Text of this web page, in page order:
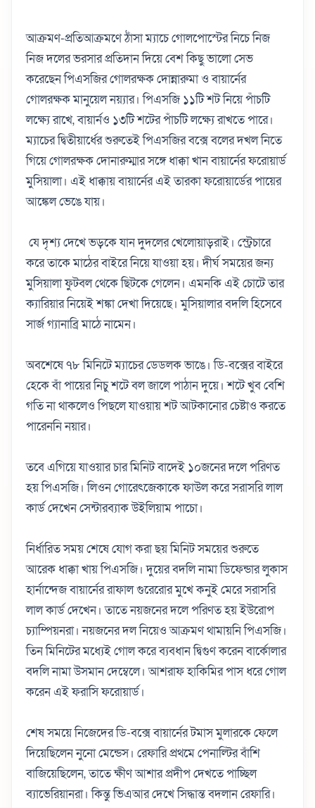
আক্রমণ-প্রতিআক্রমণে ঠাঁসা ম্যাচে গোলপোস্টের নিচে নিজ
নিজ দলের ভরসার প্রতিদান দিয়ে বেশ কিছু ভালো সেভ
করেছেন পিএসজির গোলরক্ষক দোন্নারুমা ও বায়ার্নের
গোলরক্ষক মানুয়েল নয়্যার। পিএসজি ১১টি শট নিয়ে পাঁচটি
লক্ষ্যে রাখে, বায়ার্নও ১৩টি শটের পাঁচটি লক্ষ্যে রাখতে পারে।
ম্যাচের দ্বিতীয়ার্ধের শুরুতেই পিএসজির বক্সে বলের দখল নিতে
গিয়ে গোলরক্ষক দোনারুম্মার সঙ্গে ধাক্কা খান বায়ার্নের ফরোয়ার্ড
মুসিয়ালা। এই ধাক্কায় বায়ার্নের এই তারকা ফরোয়ার্ডের পায়ের
আঙ্কেল ভেঙে যায়।
যে দৃশ্য দেখে ভড়কে যান দুদলের খেলোয়াড়রাই। স্ট্রেচারে
করে তাকে মাঠের বাইরে নিয়ে যাওয়া হয়। দীর্ঘ সময়ের জন্য
মুসিয়ালা ফুটবল থেকে ছিটকে গেলেন। এমনকি এই চোটে তার
ক্যারিয়ার নিয়েই শঙ্কা দেখা দিয়েছে। মুসিয়ালার বদলি হিসেবে
সার্জ গ্যানাব্রি মাঠে নামেন।
অবশেষে ৭৮ মিনিটে ম্যাচের ডেডলক ভাঙে। ডি-বক্সের বাইরে
হেকে বাঁ পায়ের নিচু শটে বল জালে পাঠান দুয়ে। শটে খুব বেশি
গতি না থাকলেও পিছলে যাওয়ায় শট আটকানোর চেষ্টাও করতে
পারেননি নয়ার।
তবে এগিয়ে যাওয়ার চার মিনিট বাদেই ১০জনের দলে পরিণত
হয় পিএসজি। লিওন গোরেৎজেকাকে ফাউল করে সরাসরি লাল
কার্ড দেখেন সেন্টারব্যাক উইলিয়াম পাচো।
নির্ধারিত সময় শেষে যোগ করা ছয় মিনিট সময়ের শুরুতে
আরেক ধাক্কা খায় পিএসজি। দুয়ের বদলি নামা ডিফেন্ডার লুকাস
হার্নান্দেজ বায়ার্নের রাফাল গুরেরোর মুখে কনুই মেরে সরাসরি
লাল কার্ড দেখেন। তাতে নয়জনের দলে পরিণত হয় ইউরোপ
চ্যাম্পিয়নরা। নয়জনের দল নিয়েও আক্রমণ থামায়নি পিএসজি।
তিন মিনিটের মধ্যেই গোল করে ব্যবধান দ্বিগুণ করেন বার্কোলার
বদলি নামা উসমান দেম্বেলে। আশরাফ হাকিমির পাস ধরে গোল
করেন এই ফরাসি ফরোয়ার্ড।
শেষ সময়ে নিজেদের ডি-বক্সে বায়ার্নের টমাস মুলারকে ফেলে
দিয়েছিলেন নুনো মেন্ডেস। রেফারি প্রথমে পেনাল্টির বাঁশি
বাজিয়েছিলেন, তাতে ক্ষীণ আশার প্রদীপ দেখতে পাচ্ছিল
ব্যাভেরিয়ানরা। কিন্তু ভিএআর দেখে সিদ্ধান্ত বদলান রেফারি।